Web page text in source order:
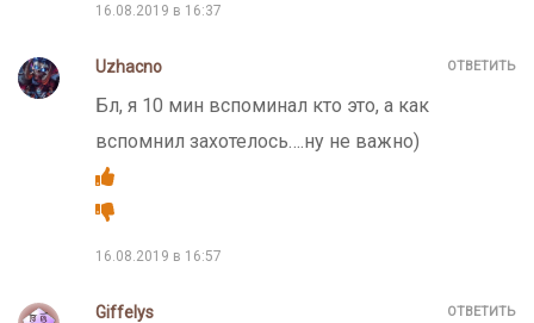
16.08.2019 в 16:37
Uzhacno
Бл, я 10 мин вспоминал кто это, а как
вспомнил захотелось….ну не важно)
16.08.2019 в 16:57
ОТВЕТИТЬ
Giffelys ОТВЕТИТЬ